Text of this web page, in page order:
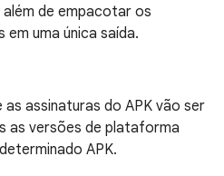
de empacotar os
uma única saída.
as assinaturas do APK vão ser
as versões de plataforma
APK.